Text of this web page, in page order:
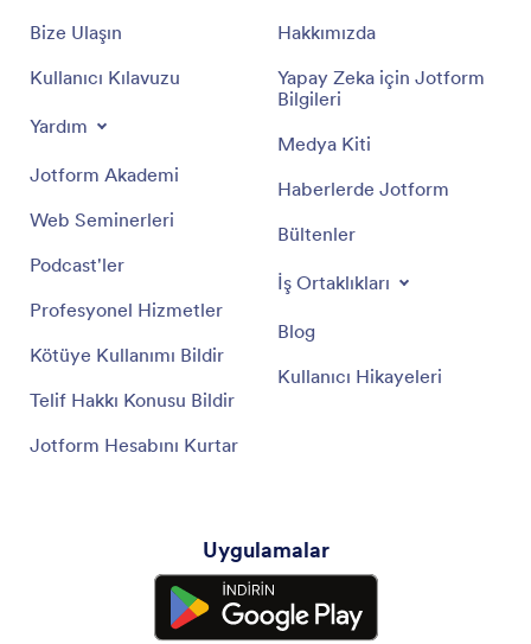
Bize Ulaşın
Kullanıcı Kılavuzu
Yardım
Jotform Akademi
Web Seminerleri
Podcast'ler
Profesyonel Hizmetler
Kötüye Kullanımı Bildir
Telif Hakkı Konusu Bildir
Jotform Hesabını Kurtar
Hakkımızda
Yapay Zeka için Jotform
Bilgileri
Medya Kiti
Haberlerde Jotform
Bültenler
İş Ortaklıkları
Blog
Kullanıcı Hikayeleri
Uygulamalar